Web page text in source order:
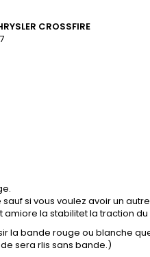
CROSSFIRE
si vous voulez avoir un
la stabilitet la traction du
la bande rouge ou blanche
sera rlis sans bande.)